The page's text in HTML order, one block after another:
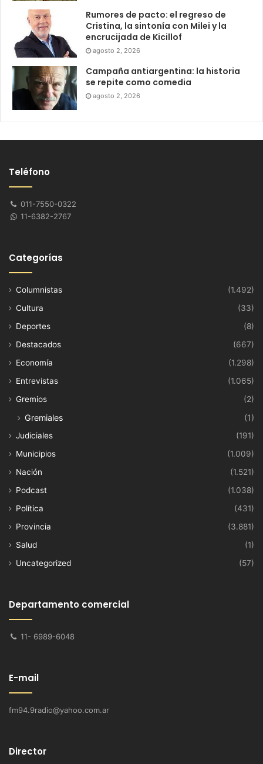
Rumores de pacto: el regreso de
Cristina, la sintonía con Milei y la
encrucijada de Kicillof
agosto 2, 2026
Campaña antiargentina: la historia
se repite como comedia
agosto 2, 2026
Teléfono
011-7550-0322
11-6382-2767
Categorías
Columnistas
(1.492)
Cultura
(33)
Deportes
(8)
Destacados
(667)
Economía
(1.298)
Entrevistas
(1.065)
Gremios
(2)
Gremiales (1)
Judiciales
(191)
Municipios
(1.009)
Nación
(1.521)
Podcast
(1.038)
Política
(431)
Provincia
(3.881)
Salud
(1)
Uncategorized
(57)
Departamento comercial
11- 6989-6048
E-mail
fm94.9radio@yahoo.com.ar
Director